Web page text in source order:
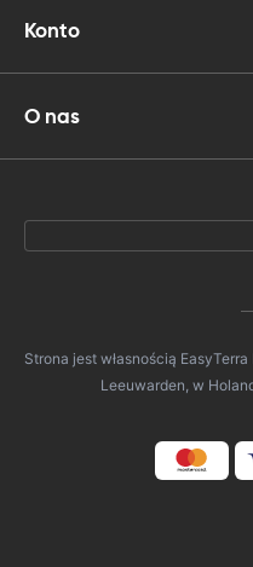
Konto
O nas
Strona jest własnością
Leeuwarden, w